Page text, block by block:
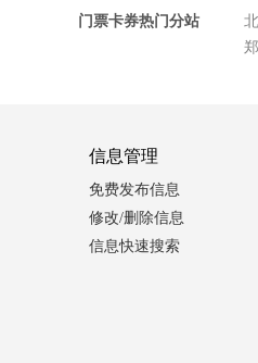
门票卡券热门分站
信息管理
免费发布信息
修改/删除信息
信息快速搜索